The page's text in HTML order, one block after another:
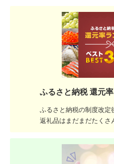
ふるさと納税 還元
ふるさと納税の制度改定
返礼品はまだまだたくさ